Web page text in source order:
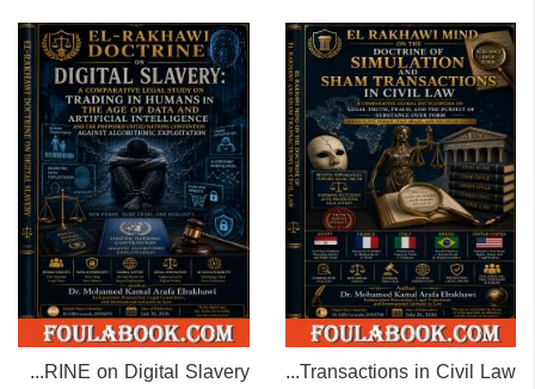
EL RAKHAWI MIND on the Doctrine of Simulation and Sham Transactions in Civil Law
EL-RAKHAWI DOCTRINE on Digital Slavery